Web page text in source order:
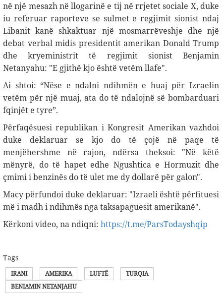
në një mesazh në llogarinë e tij në rrjetet sociale X, duke
iu referuar raporteve se sulmet e regjimit sionist ndaj
Libanit kanë shkaktuar një mosmarrëveshje dhe një
debat verbal midis presidentit amerikan Donald Trump
dhe kryeministrit të regjimit sionist Benjamin
Netanyahu: "E gjithë kjo është vetëm llafe".
Ai shtoi: “Nëse e ndalni ndihmën e huaj për Izraelin
vetëm për një muaj, ata do të ndalojnë së bombarduari
fqinjët e tyre.”
Përfaqësuesi republikan i Kongresit Amerikan vazhdoi
duke deklaruar se kjo do të çojë në paqe të
menjëhershme në rajon, ndërsa theksoi: "Në këtë
mënyrë, do të hapet edhe Ngushtica e Hormuzit dhe
çmimi i benzinës do të ulet me dy dollarë për galon".
Macy përfundoi duke deklaruar: "Izraeli është përfituesi
më i madh i ndihmës nga taksapaguesit amerikanë".
Kërkoni video, na ndiqni: https://t.me/ParsTodayshqip
Tags
IRANI AMERIKA LUFTË
TURQIA
BENIAMIN NETANJAHU